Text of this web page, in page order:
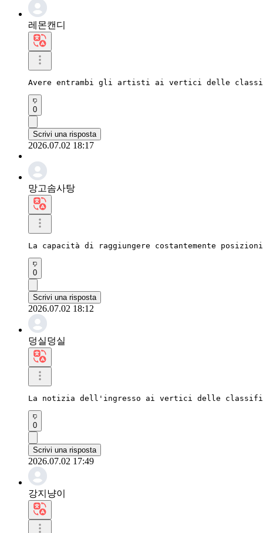
레몬캔디
Avere entrambi gli artisti ai vertici delle
0
Scrivi una risposta
2026.07.02 18:17
망고솜사탕
La capacità di raggiungere costantemente
0
Scrivi una risposta
2026.07.02 18:12
덩실덩실
La notizia dell'ingresso ai vertici delle
0
Scrivi una risposta
2026.07.02 17:49
강지냥이